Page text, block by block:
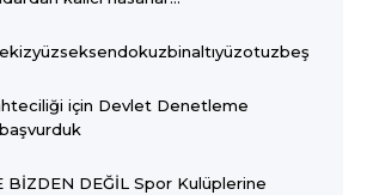
için Devlet Denetleme
BİZDEN DEĞİL Spor Kulüplerine